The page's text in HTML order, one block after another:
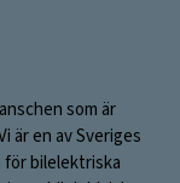
som är
är en av Sveriges
bilelektriska